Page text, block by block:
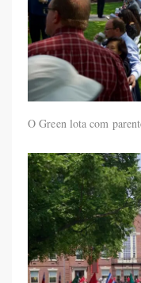
O Green lota com